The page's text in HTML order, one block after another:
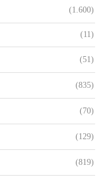
(1.600)
(11)
(51)
(835)
(70)
(129)
(819)